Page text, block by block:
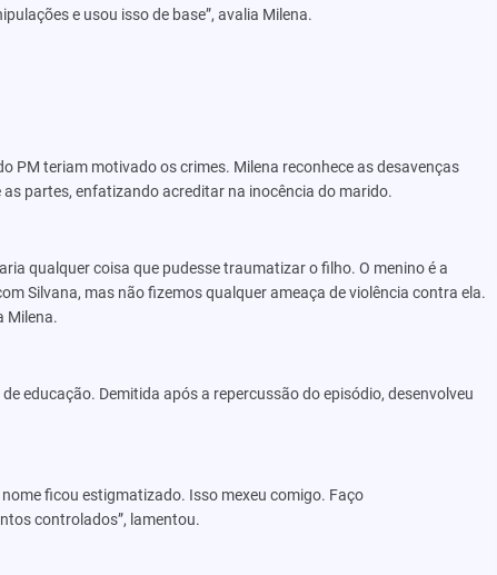
e usou isso de base”, avalia Milena.
PM teriam motivado os crimes. Milena reconhece as desavenças
partes, enfatizando acreditar na inocência do marido.
qualquer coisa que pudesse traumatizar o filho. O menino é a
Silvana, mas não fizemos qualquer ameaça de violência contra ela.
Milena.
educação. Demitida após a repercussão do episódio, desenvolveu
ficou estigmatizado. Isso mexeu comigo. Faço
controlados”, lamentou.